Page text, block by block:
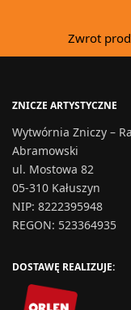
Zwrot
ZNICZE ARTYSTYCZNE
Wytwórnia Zniczy –
Abramowski
ul. Mostowa 82
05-310 Kałuszyn
NIP: 8222395948
REGON: 523364935
DOSTAWĘ REALIZUJE: